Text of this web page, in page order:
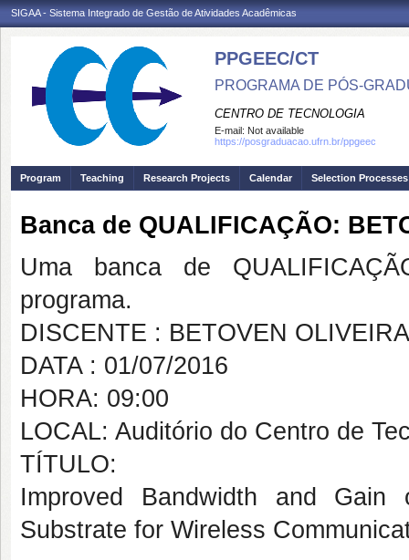
SIGAA - Sistema Integrado de Gestão de Atividades Acadêmicas
PPGEEC/CT
PROGRAMA DE PÓS-
CENTRO DE TECNOLOGIA
E-mail: Not available
https://posgraduacao.ufrn.br/ppgeec
Program Teaching Research Projects Calendar Selection Processes
Banca de QUALIFICAÇÃO:
Uma banca de
programa.
DISCENTE : BETOVEN
DATA : 01/07/2016
HORA: 09:00
LOCAL: Auditório do Centro de
TÍTULO:
Improved Bandwidth and
Substrate for Wireless